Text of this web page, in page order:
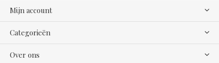
Mijn account
Categorieën
Over ons